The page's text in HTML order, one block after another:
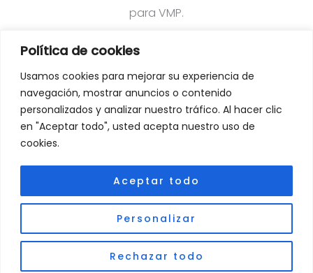
Política de cookies
Usamos cookies para mejorar su experiencia de
navegación, mostrar anuncios o contenido
personalizados y analizar nuestro tráfico. Al hacer clic
en "Aceptar todo", usted acepta nuestro uso de
cookies.
Personalizar
Rechazar todo
Aceptar todo
para VMP.
¿Quieres darte de alta en nuestra plataforma para
profesionales?Rellena el formulario
Departamento Comercial:
Departamento Atención Al Cliente:
TEL/Whatsapp: 633 578 906
Info@emoveiberica.com